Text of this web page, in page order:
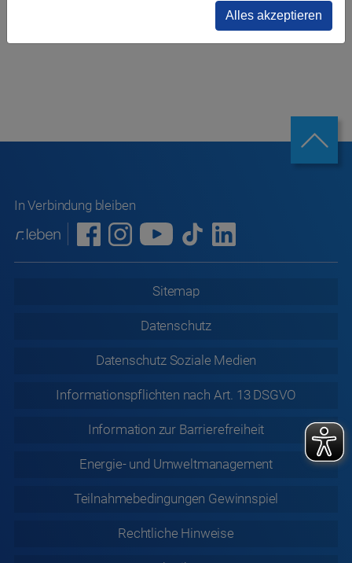
In Verbindung bleiben
Sitemap
Datenschutz
Datenschutz Soziale Medien
Informationspflichten nach Art. 13 DSGVO
Information zur Barrierefreiheit
Energie- und Umweltmanagement
Teilnahmebedingungen Gewinnspiel
Rechtliche Hinweise
Alles akzeptieren